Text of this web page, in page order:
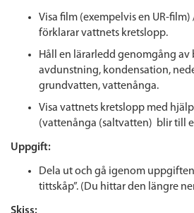
Visa film (exempelvis en UR-
förklarar vattnets kretslopp.
Håll en lärarledd genomgång av
avdunstning, kondensation,
grundvatten, vattenånga.
Visa vattnets kretslopp med
(vattenånga (saltvatten) blir till
Uppgift:
Dela ut och gå igenom
tittskåp”. (Du hittar den längre